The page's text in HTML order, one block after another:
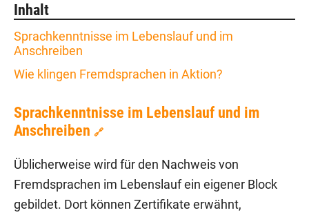
Inhalt
Sprachkenntnisse im Lebenslauf und im
Anschreiben
Wie klingen Fremdsprachen in Aktion?
Sprachkenntnisse im Lebenslauf und im
Anschreiben 🔗
Üblicherweise wird für den Nachweis von
Fremdsprachen im Lebenslauf ein eigener Block
gebildet. Dort können Zertifikate erwähnt,